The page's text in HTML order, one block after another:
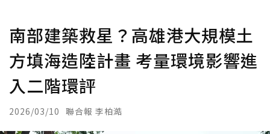
南部建築救星？高雄港大規模土
方填海造陸計畫 考量環境影響進
入二階環評
2026/03/10 聯合報 李柏澔